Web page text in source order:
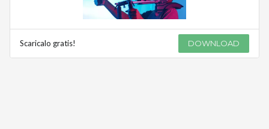
Scaricalo gratis! DOWNLOAD